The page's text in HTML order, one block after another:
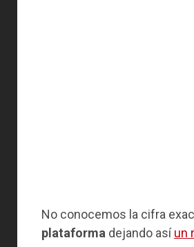
No conocemos la cifra
plataforma dejando asíun